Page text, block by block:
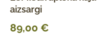
aizsargi
89,00 €